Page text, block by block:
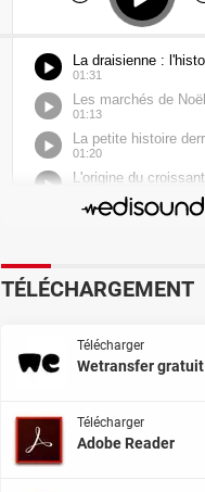
TÉLÉCHARGEMENT
Télécharger
Wetransfer gratuit
Télécharger
Adobe Reader